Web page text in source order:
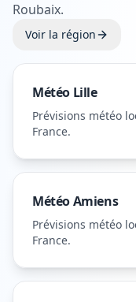
Roubaix.
Voir la région
Météo Lille
Prévisions météo
France.
MétéoAmiens
Prévisions météo
France.